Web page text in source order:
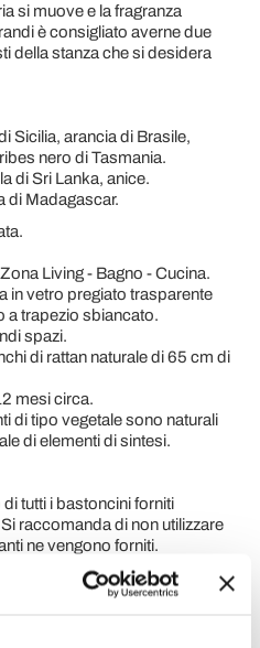
si muove e la fragranza
è consigliato averne due
della stanza che si desidera
Sicilia, arancia di Brasile,
nero di Tasmania.
di Sri Lanka, anice.
di Madagascar.
Zona Living - Bagno - Cucina.
in vetro pregiato trasparente
a trapezio sbiancato.
spazi.
di rattan naturale di 65 cm di
mesi circa.
di tipo vegetale sono naturali
di elementi di sintesi.
tutti i bastoncini forniti
raccomanda di non utilizzare
ne vengono forniti.
lasciar impregnare i
poi rigirarli.